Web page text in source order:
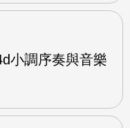
小調序奏與音樂